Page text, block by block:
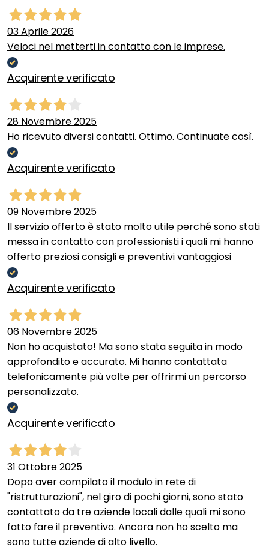
03 Aprile 2026
Veloci nel metterti in contatto con le imprese.
Acquirente verificato
28 Novembre 2025
Ho ricevuto diversi contatti. Ottimo. Continuate così.
Acquirente verificato
09 Novembre 2025
Il servizio offerto è stato molto utile perché sono stati
messa in contatto con professionisti i quali mi hanno
offerto preziosi consigli e preventivi vantaggiosi
Acquirente verificato
06 Novembre 2025
Non ho acquistato! Ma sono stata seguita in modo
approfondito e accurato. Mi hanno contattata
telefonicamente più volte per offrirmi un percorso
personalizzato.
Acquirente verificato
31 Ottobre 2025
Dopo aver compilato il modulo in rete di
"ristrutturazioni", nel giro di pochi giorni, sono stato
contattato da tre aziende locali dalle quali mi sono
fatto fare il preventivo. Ancora non ho scelto ma
sono tutte aziende di alto livello.